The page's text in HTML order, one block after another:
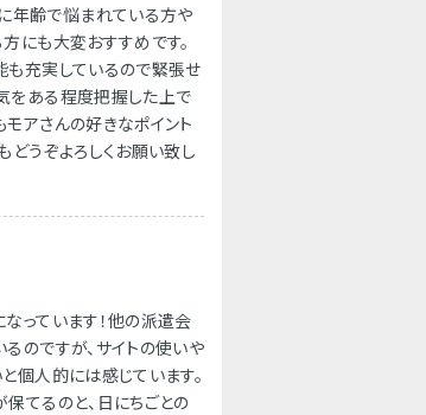
年齢で悩まれている方や
にも大変おすすめです。
も充実しているので緊張せ
をある程度把握した上で
アさんの好きなポイント
どうぞよろしくお願い致し
っています！他の派遣会
のですが、サイトの使いや
個人的には感じています。
てるのと、日にちごとの